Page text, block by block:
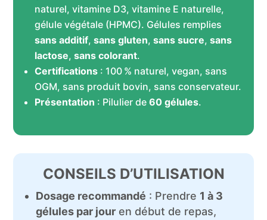
naturel, vitamine D3, vitamine E naturelle,
gélule végétale (HPMC). Gélules remplies
sans additif,sans gluten,sans sucre,sans
lactose,sans colorant.
Certifications : 100 % naturel, vegan, sans
OGM, sans produit bovin, sans conservateur.
Présentation : Pilulier de60 gélules.
CONSEILS D’UTILISATION
Dosage recommandé : Prendre 1 à 3
gélules par jour en début de repas,